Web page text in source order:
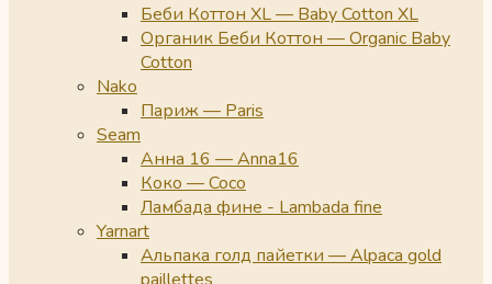
Беби Коттон XL — Baby Cotton XL
Органик Беби Коттон — Organic Baby
Cotton
Nako
Париж — Paris
Seam
Анна 16 — Anna16
Коко — Coco
Ламбада фине - Lambada fine
Yarnart
Альпака голд пайетки — Alpaca gold